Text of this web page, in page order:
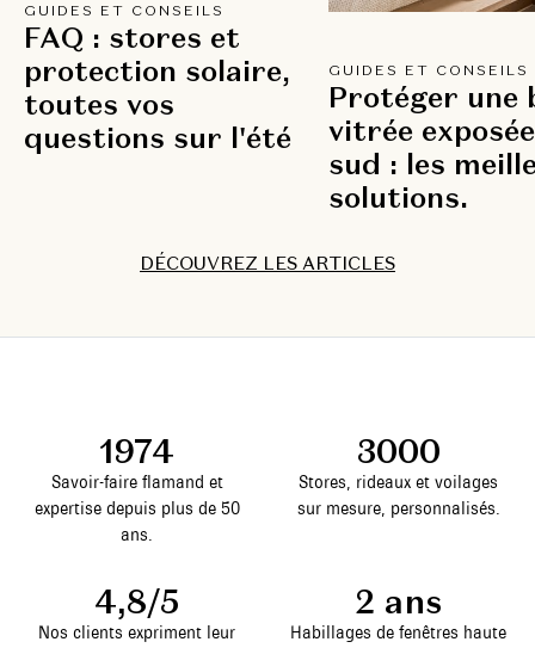
GUIDES ET CONSEILS
FAQ : stores et
protection solaire,
toutes vos
questions sur l'été
GUIDES ET CONSEILS
Protéger une
vitrée
sud : les
solutions.
DÉCOUVREZ LES ARTICLES
DÉCOUVREZ NOS ARTICLES
DÉCOUVREZ NOS ARTICLES
DÉCOUVREZ LES ARTICLES
DÉCOUVREZ NOS ARTICLES
DÉCOUVREZ NOS ARTICLES
DÉCOUVREZ LES ARTICLES
DÉCOUVREZ NOS ARTICLES
DÉCOUVREZ NOS ARTICLESDÉCOUVREZ LES ARTICLES
1974
Savoir-faire flamand et
expertise depuis plus de 50
ans.
3000
Stores, rideaux et voilages
sur mesure, personnalisés.
4,8/5
Nos clients expriment leur
2 ans
Habillages de fenêtres haute